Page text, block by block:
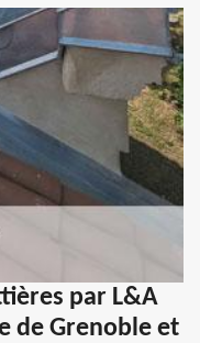
par L&A
de Grenoble et